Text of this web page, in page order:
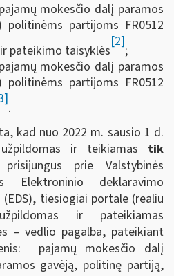
mokesčio dalį paramos
politinėms partijoms FR0512
pateikimo taisyklės
[2]
;
mokesčio dalį paramos
politinėms partijoms FR0512
.
kad nuo 2022 m. sausio 1 d.
ir teikiamas tik
prisijungus prie
Valstybinės
Elektroninio deklaravimo
tiesiogiai portale (realiu
ir pateikiamas
– vedlio pagalba, pateikiant
pajamų mokesčio dalį
gavėją, politinę partiją,